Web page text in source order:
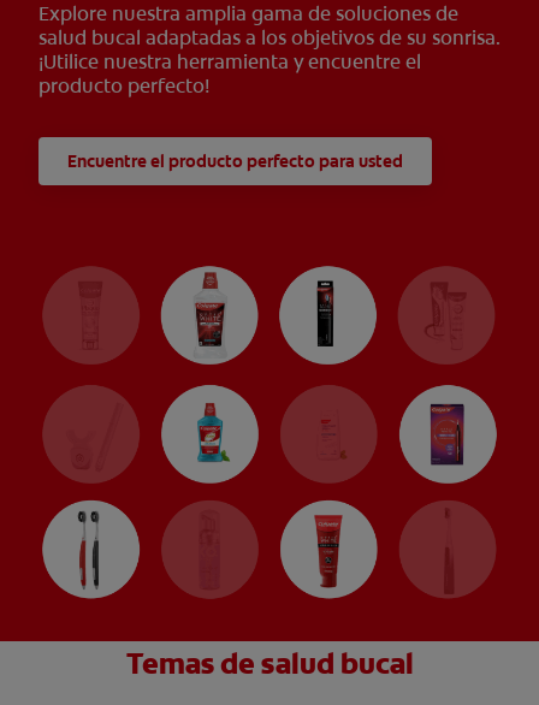
Explore nuestra amplia gama de soluciones de
salud bucal adaptadas a los objetivos de su sonrisa.
¡Utilice nuestra herramienta y encuentre el
producto perfecto!
Encuentre el producto perfecto para usted
Temas de salud bucal